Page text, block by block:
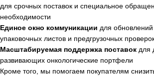
для срочных поставок и специальное
необходимости
Единое окно коммуникации для обновлений
упаковочных листов и предгрузочных
Масштабируемая поддержка поставок для
развивающих онкологические портфели
Кроме того, мы помогаем покупателям